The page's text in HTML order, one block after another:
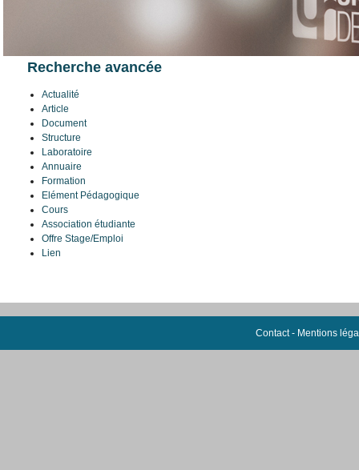
Les
Les
Recherche avancée
Actualité
Article
Document
Structure
Laboratoire
Annuaire
Formation
Elément Pédagogique
Cours
Association étudiante
Offre Stage/Emploi
Lien
Contact - Mentions